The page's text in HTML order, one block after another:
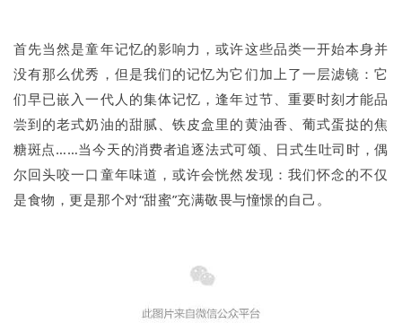
首先当然是童年记忆的影响力，或许这些品类一开始本身并
没有那么优秀，但是我们的记忆为它们加上了一层滤镜：它
们早已嵌入一代人的集体记忆，逢年过节、重要时刻才能品
尝到的老式奶油的甜腻、铁皮盒里的黄油香、葡式蛋挞的焦
糖斑点……当今天的消费者追逐法式可颂、日式生吐司时，偶
尔回头咬一口童年味道，或许会恍然发现：我们怀念的不仅
是食物，更是那个对“甜蜜”充满敬畏与憧憬的自己。